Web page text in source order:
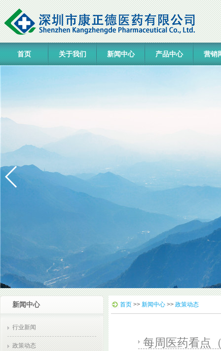
首页 关于我们 新闻中心 产品中心 营销
新闻中心
行业新闻
政策动态
首页 >> 新闻中心 >> 政策动态
每周医药看点